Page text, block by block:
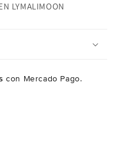
LYMALIMOON
con Mercado Pago.